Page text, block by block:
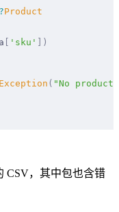
Product
[ 'sku' ])
( "No
CSV，其中包也含错